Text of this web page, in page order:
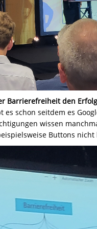
Barrierefreiheit den
schon seitdem es
wissen
Buttons